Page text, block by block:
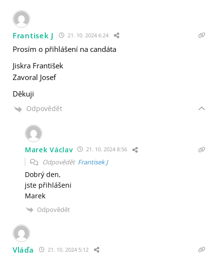
Frantisek J 21. 10. 2024 6:24
Prosím o přihlášení na candáta
Jiskra František
Zavoral Josef
Děkuji
Odpovědět
Marek Václav 21. 10. 2024 8:56
Odpovědět Frantisek J
Dobrý den,
jste přihlášeni
Marek
Odpovědět
Vláďa 21. 10. 2024 5:12